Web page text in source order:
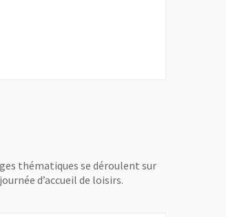
thématiques se déroulent sur
d’accueil de loisirs.